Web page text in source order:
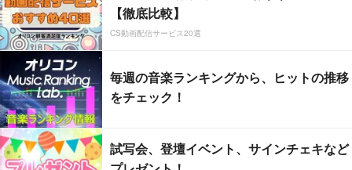
【徹底比較】
CS動画配信サービス20選
毎週の音楽ランキングから、ヒットの推移
をチェック！
試写会、登壇イベント、サインチェキなど